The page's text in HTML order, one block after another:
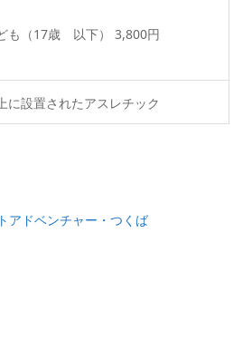
も（17歳 以下） 3,800円
に設置されたアスレチック
アドベンチャー・つくば